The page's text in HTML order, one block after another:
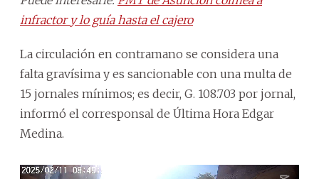
infractor y lo guía hasta el cajero
La circulación en contramano se considera una
falta gravísima y es sancionable con una multa de
15 jornales mínimos; es decir, G. 108.703 por jornal,
informó el corresponsal de Última Hora Edgar
Medina.